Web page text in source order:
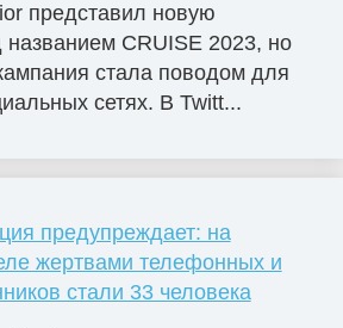
представил новую
CRUISE 2023, но
стала поводом для
сетях. В Twitt...
предупреждает: на
жертвами телефонных и
стали 33 человека